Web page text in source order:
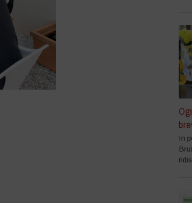
In